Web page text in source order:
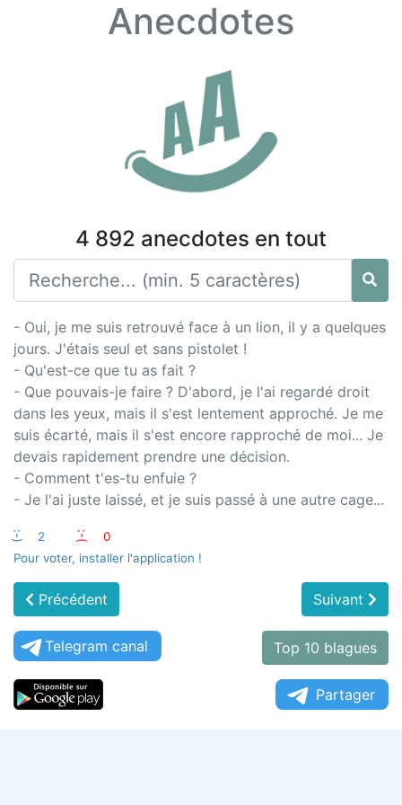
Anecdotes
4 892 anecdotes en tout
- Oui, je me suis retrouvé face à un lion, il y a quelques
jours. J'étais seul et sans pistolet !
- Qu'est-ce que tu as fait ?
- Que pouvais-je faire ? D'abord, je l'ai regardé droit
dans les yeux, mais il s'est lentement approché. Je me
suis écarté, mais il s'est encore rapproché de moi... Je
devais rapidement prendre une décision.
- Comment t'es-tu enfuie ?
- Je l'ai juste laissé, et je suis passé à une autre cage...
:-) 2 :-(
0
Pour voter, installer l'application !
Précédent Suivant
Telegram canal Top 10 blagues
Partager